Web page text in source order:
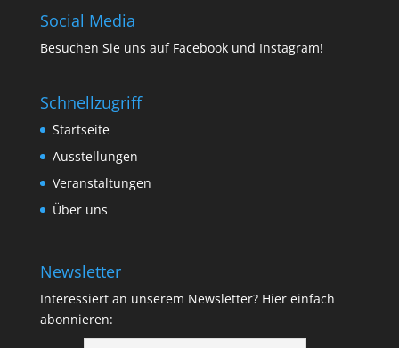
Social Media
Besuchen Sie uns auf Facebookund Instagram!
Schnellzugriff
Startseite
Ausstellungen
Veranstaltungen
Über uns
Newsletter
Interessiert an unserem Newsletter? Hier einfach
abonnieren: